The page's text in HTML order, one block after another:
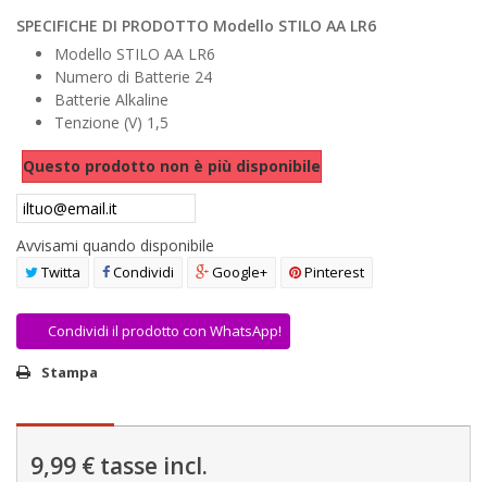
NOVITÀ
PROMOZIONI E COUPON
ARTICOLI IN OFFERTA
AREA RIVENDITORI
DICONO DI NOI
SPECIFICHE DI PRODOTTO Modello STILO AA LR6
Modello STILO AA LR6
Numero di Batterie 24
Batterie Alkaline
Tenzione (V) 1,5
Questo prodotto non è più disponibile
Avvisami quando disponibile
Twitta Condividi Google+ Pinterest
Condividi il prodotto con WhatsApp!
Stampa
9,99 € tasse incl.